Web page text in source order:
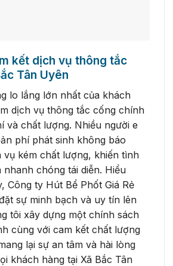
kết dịch vụ thông tắc
Tân Uyên
lo lắng lớn nhất của khách
dịch vụ thông tắc cống chính
và chất lượng. Nhiều người e
phí phát sinh không báo
kém chất lượng, khiến tình
chóng tái diễn. Hiểu
Công ty Hút Bể Phốt Giá Rẻ
sự minh bạch và uy tín lên
tôi xây dựng một chính sách
cùng với cam kết chất lượng
lại sự an tâm và hài lòng
khách hàng tại Xã Bắc Tân